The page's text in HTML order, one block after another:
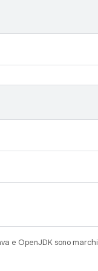
e OpenJDK sono